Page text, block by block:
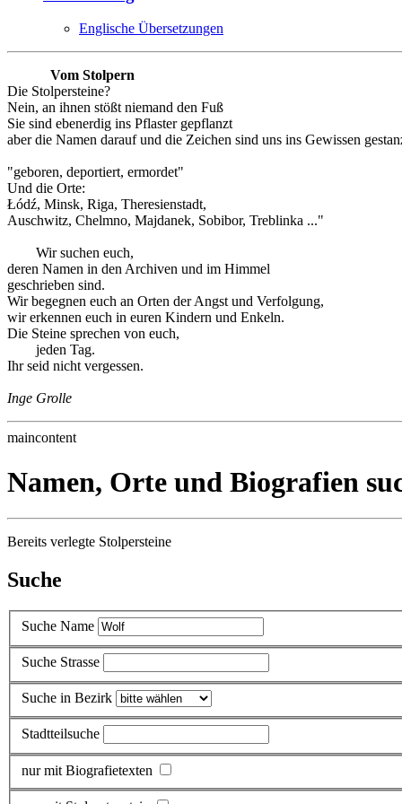
Englische Übersetzungen
Vom Stolpern
Die Stolpersteine?
Nein, an ihnen stößt niemand den Fuß
Sie sind ebenerdig ins Pflaster gepflanzt
aber die Namen darauf und die Zeichen sind uns ins Gewissen
"geboren, deportiert, ermordet"
Und die Orte:
Łódź, Minsk, Riga, Theresienstadt,
Auschwitz, Chelmno, Majdanek, Sobibor, Treblinka ..."
Wir suchen euch,
deren Namen in den Archiven und im Himmel
geschrieben sind.
Wir begegnen euch an Orten der Angst und Verfolgung,
wir erkennen euch in euren Kindern und Enkeln.
Die Steine sprechen von euch,
jeden Tag.
Ihr seid nicht vergessen.
Inge Grolle
maincontent
Namen, Orte und Biografien
Bereits verlegte Stolpersteine
Suche
Suche Name
Suche Strasse
Suche in Bezirk
Stadtteilsuche
nur mit Biografietexten